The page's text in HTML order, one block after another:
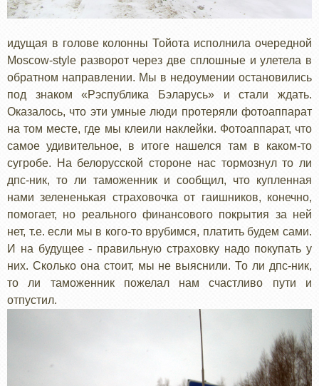
идущая в голове колонны Тойота исполнила очередной
Moscow-style разворот через две сплошные и улетела в
обратном направлении. Мы в недоумении остановились
под знаком «Рэспублика Бэларусь» и стали ждать.
Оказалось, что эти умные люди протеряли фотоаппарат
на том месте, где мы клеили наклейки. Фотоаппарат, что
самое удивительное, в итоге нашелся там в каком-то
сугробе. На белорусской стороне нас тормознул то ли
дпс-ник, то ли таможенник и сообщил, что купленная
нами зелененькая страховочка от гаишников, конечно,
помогает, но реального финансового покрытия за ней
нет, т.е. если мы в кого-то врубимся, платить будем сами.
И на будущее - правильную страховку надо покупать у
них. Сколько она стоит, мы не выяснили. То ли дпс-ник,
то ли таможенник пожелал нам счастливо пути и
отпустил.